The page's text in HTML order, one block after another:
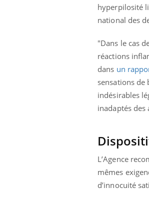
hyperpilosité
national des
"Dans le cas
réactions
dans un
sensations de
indésirables
inadaptés des
L’Agence
mêmes
d’innocuité